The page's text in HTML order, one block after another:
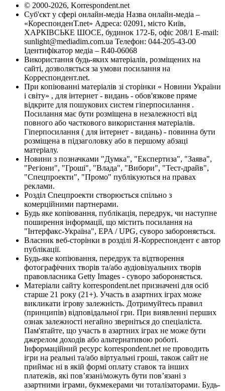
© 2000-2026, Korrespondent.net
Суб'єкт у сфері онлайн-медіа Назва онлайн-медіа –
«КореспонденТ.net» Адреса: 02091, місто Київ,
ХАРКІВСЬКЕ ШОСЕ, будинок 172-Б, офіс 208/1 E-mail:
sunlight@mediadim.com.ua Телефон: 044-205-43-00
Ідентифікатор медіа – R40-06068
Використання будь-яких матеріалів, розміщених на
сайті, дозволяється за умови посилання на
Корреспондент.net.
При копіюванні матеріалів зі сторінки « Новини України
і світу» , для інтернет - видань - обов'язкове пряме
відкрите для пошукових систем гіперпосилання .
Посилання має бути розміщена в незалежності від
повного або часткового використання матеріалів.
Гіперпосилання ( для інтернет - видань) - повинна бути
розміщена в підзаголовку або в першому абзаці
матеріалу.
Новини з позначками "Думка", "Експертиза", "Заява",
"Регіони", "Гроші", "Влада", "Вибори", "Тест-драйв",
"Спецпроекти", "Промо" публікуються на правах
реклами.
Розділ Спецпроекти створюється спільно з
комерційними партнерами.
Будь яке копіювання, публікація, передрук, чи наступне
поширення інформації, що містить посилання на
"Інтерфакс-Україна", EPA / UPG, суворо забороняється.
Власник веб-сторінки в розділі Я-Корреспондент є автор
публікації.
Будь-яке копіювання, передрук та відтворення
фотографічних творів та/або аудіовізуальних творів
правовласника Getty Images - суворо забороняється.
Матеріали сайту korrespondent.net призначені для осіб
старше 21 року (21+). Участь в азартних іграх може
викликати ігрову залежність. Дотримуйтесь правил
(принципів) відповідальної гри. При виявленні перших
ознак залежності негайно зверніться до спеціаліста.
Пам'ятайте, що участь в азартних іграх не може бути
джерелом доходів або альтернативою роботі.
Інформаційний ресурс korrespondent.net не проводить
ігри на реальні та/або віртуальні гроші, також сайт не
приймає ні в якій формі оплату ставок та інших
платежів, які пов’язані/можуть бути пов’язані з
азартними іграми, букмекерами чи тоталізаторами. Будь-